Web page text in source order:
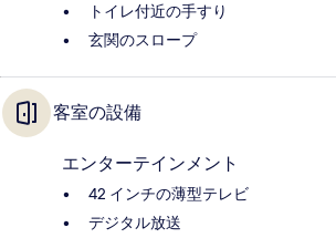
トイレ付近の手すり
玄関のスロープ
客室の設備
エンターテインメント
42 インチの薄型テレビ
デジタル放送